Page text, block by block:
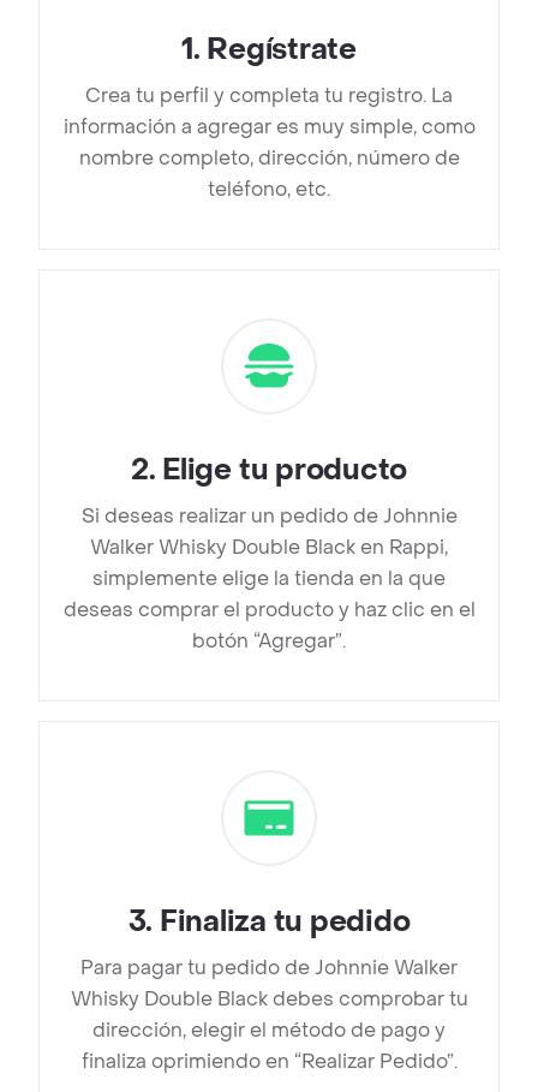
1. Regístrate
Crea tu perfil y completa tu registro. La
información a agregar es muy simple, como
nombre completo, dirección, número de
teléfono, etc.
2. Elige tu producto
Si deseas realizar un pedido de Johnnie
Walker Whisky Double Black en Rappi,
simplemente elige la tienda en la que
deseas comprar el producto y haz clic en el
botón “Agregar”.
3. Finaliza tu pedido
Para pagar tu pedido de Johnnie Walker
Whisky Double Black debes comprobar tu
dirección, elegir el método de pago y
finaliza oprimiendo en “Realizar Pedido”.